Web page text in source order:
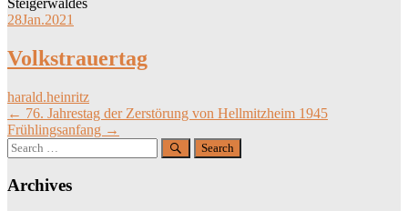
28Jan.2021
Volkstrauertag
harald.heinritz
Post
navigation
← 76. Jahrestag der Zerstörung von Hellmitzheim 1945
Frühlingsanfang →
Search
for:
Archives